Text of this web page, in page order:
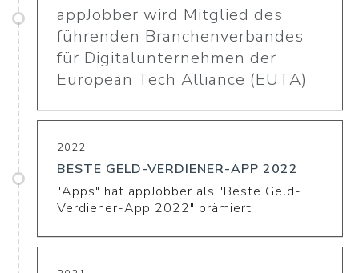
appJobber wird Mitglied des
führenden Branchenverbandes
für Digitalunternehmen der
European Tech Alliance (EUTA)
2022
BESTE GELD-VERDIENER-APP 2022
"Apps" hat appJobber als "Beste Geld-
Verdiener-App 2022" prämiert